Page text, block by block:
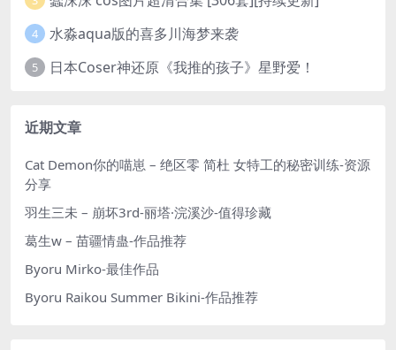
4 水淼aqua版的喜多川海梦来袭
5 日本Coser神还原《我推的孩子》星野爱！
近期文章
Cat Demon你的喵崽 – 绝区零 简杜 女特工的秘密训练-资源
分享
羽生三未 – 崩坏3rd-丽塔·浣溪沙-值得珍藏
葛生w – 苗疆情蛊-作品推荐
Byoru Mirko-最佳作品
Byoru Raikou Summer Bikini-作品推荐